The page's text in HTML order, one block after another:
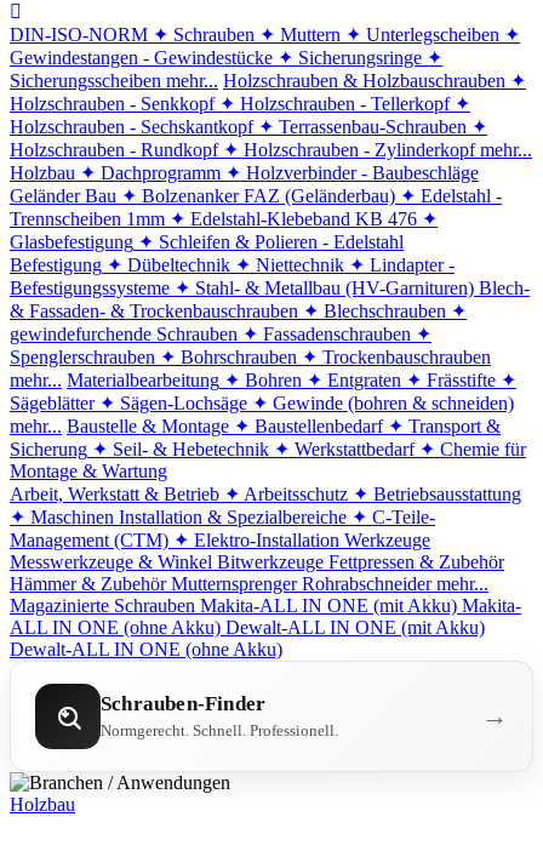
DIN-ISO-NORM ✦ Schrauben ✦ Muttern ✦ Unterlegscheiben ✦
Gewindestangen - Gewindestücke ✦ Sicherungsringe ✦
Sicherungsscheiben mehr... Holzschrauben & Holzbauschrauben ✦
Holzschrauben - Senkkopf ✦ Holzschrauben - Tellerkopf ✦
Holzschrauben - Sechskantkopf ✦ Terrassenbau-Schrauben ✦
Holzschrauben - Rundkopf ✦ Holzschrauben - Zylinderkopf mehr...
Holzbau ✦ Dachprogramm ✦ Holzverbinder - Baubeschläge
Geländer Bau ✦ Bolzenanker FAZ (Geländerbau) ✦ Edelstahl -
Trennscheiben 1mm ✦ Edelstahl-Klebeband KB 476 ✦
Glasbefestigung ✦ Schleifen & Polieren - Edelstahl
Befestigung ✦ Dübeltechnik ✦ Niettechnik ✦ Lindapter -
Befestigungssysteme ✦ Stahl- & Metallbau (HV-Garnituren) Blech-
& Fassaden- & Trockenbauschrauben ✦ Blechschrauben ✦
gewindefurchende Schrauben ✦ Fassadenschrauben ✦
Spenglerschrauben ✦ Bohrschrauben ✦ Trockenbauschrauben
mehr... Materialbearbeitung ✦ Bohren ✦ Entgraten ✦ Frässtifte ✦
Sägeblätter ✦ Sägen-Lochsäge ✦ Gewinde (bohren & schneiden)
mehr... Baustelle & Montage ✦ Baustellenbedarf ✦ Transport &
Sicherung ✦ Seil- & Hebetechnik ✦ Werkstattbedarf ✦ Chemie für
Montage & Wartung
Arbeit, Werkstatt & Betrieb ✦ Arbeitsschutz ✦ Betriebsausstattung
✦ Maschinen Installation & Spezialbereiche ✦ C-Teile-
Management (CTM) ✦ Elektro-Installation Werkzeuge
Messwerkzeuge & Winkel Bitwerkzeuge Fettpressen & Zubehör
Hämmer & Zubehör Mutternsprenger Rohrabschneider mehr...
Magazinierte Schrauben Makita-ALL IN ONE (mit Akku) Makita-
ALL IN ONE (ohne Akku) Dewalt-ALL IN ONE (mit Akku)
Dewalt-ALL IN ONE (ohne Akku)
Schrauben-Finder
Normgerecht. Schnell. Professionell. →
Holzbau